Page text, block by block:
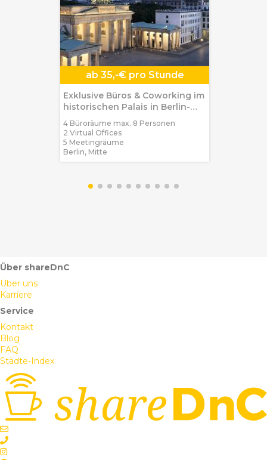
ab 35,-€ pro Stunde
Exklusive Büros & Coworking im
historischen Palais in Berlin-
Mitte
4 Büroräume max. 8 Personen
2 Virtual Offices
5 Meetingräume
Berlin, Mitte
Über shareDnC
Über uns
Karriere
Service
Kontakt
Blog
FAQ
Städte-Index